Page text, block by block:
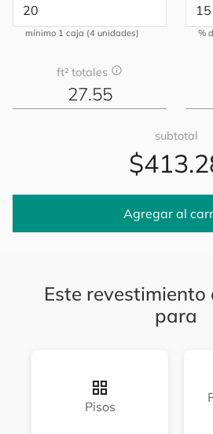
mínimo 1 caja (4 unidades) %
ft² totales info
27.55
subtotal
Agregar al
Este revestimiento
para
Pisos